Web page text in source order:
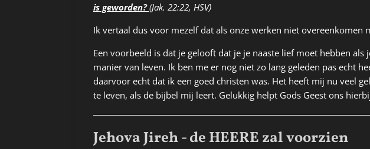
is geworden? (Jak. 22:22, HSV)
Ik vertaal dus voor mezelf dat als onze werken niet overeenkomen
Een voorbeeld is dat je gelooft dat je je naaste lief moet hebben
manier van leven. Ik ben me er nog niet zo lang geleden pas echt
daarvoor echt dat ik een goed christen was. Het heeft mij nu veel
te leven, als de bijbel mij leert. Gelukkig helpt Gods Geest ons
Jehova Jireh - de HEERE zal voorzien